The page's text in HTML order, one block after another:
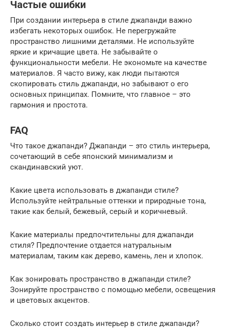
Частые ошибки
При создании интерьера в стиле джапанди важно
избегать некоторых ошибок. Не перегружайте
пространство лишними деталями. Не используйте
яркие и кричащие цвета. Не забывайте о
функциональности мебели. Не экономьте на качестве
материалов. Я часто вижу, как люди пытаются
скопировать стиль джапанди, но забывают о его
основных принципах. Помните, что главное – это
гармония и простота.
FAQ
Что такое джапанди? Джапанди – это стиль интерьера,
сочетающий в себе японский минимализм и
скандинавский уют.
Какие цвета использовать в джапанди стиле?
Используйте нейтральные оттенки и природные тона,
такие как белый, бежевый, серый и коричневый.
Какие материалы предпочтительны для джапанди
стиля? Предпочтение отдается натуральным
материалам, таким как дерево, камень, лен и хлопок.
Как зонировать пространство в джапанди стиле?
Зонируйте пространство с помощью мебели, освещения
и цветовых акцентов.
Сколько стоит создать интерьер в стиле джапанди?